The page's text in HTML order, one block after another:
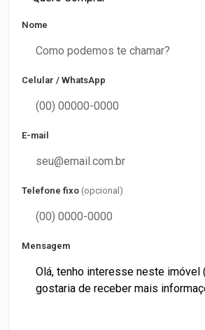
Nome
Celular / WhatsApp
E-mail
Telefone fixo (opcional)
Mensagem